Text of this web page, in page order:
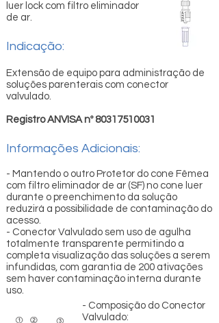
Informações Adicionais:
- Mantendo o outro Protetor do cone Fêmea
com filtro eliminador de ar (SF) no cone luer
durante o preenchimento da solução
reduzirá a possibilidade de contaminação do
acesso.
- Conector Valvulado sem uso de agulha
totalmente transparente permitindo a
completa visualização das soluções a serem
infundidas, com garantia de 200 ativações
sem haver contaminação interna durante
uso.
luer lock com filtro eliminador
de ar.
Indicação:
Extensão de equipo para administração de
soluções parenterais com conector
valvulado.
Registro ANVISA nº 80317510031
- Composição do Conector
Valvulado: